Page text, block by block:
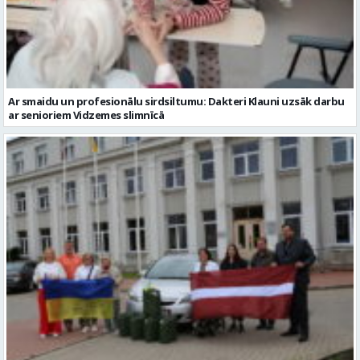
Ar smaidu un profesionālu sirdsiltumu: Dakteri Klauni uzsāk darbu
ar senioriem Vidzemes slimnīcā